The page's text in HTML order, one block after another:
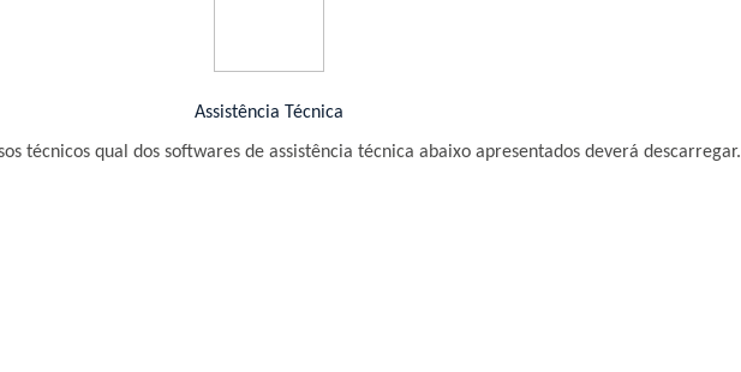
Assistência Técnica
técnicos qual dos softwares de assistência técnica abaixo apresentados deverá descarregar.